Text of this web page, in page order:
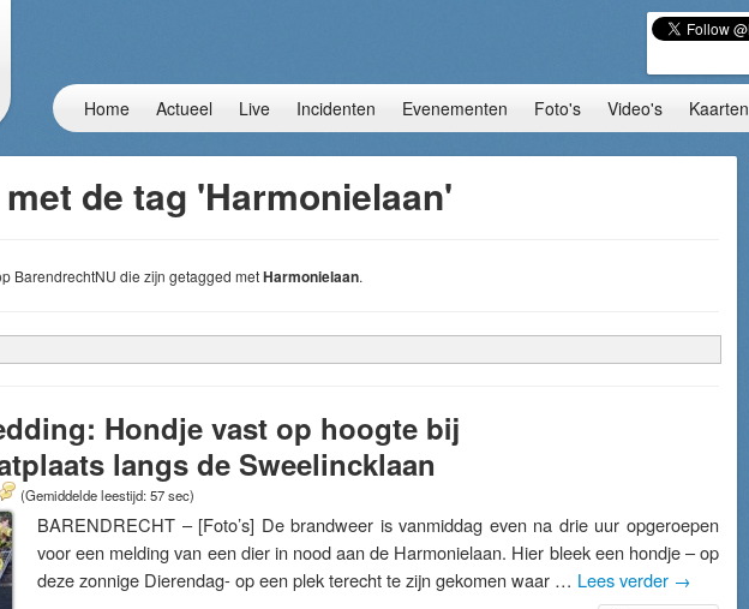
Home Actueel Live Incidenten Evenementen Foto's Video's Kaarten
de tag 'Harmonielaan'
BarendrechtNU die zijn getagged metHarmonielaan.
Hondje vast op hoogte bij
langs de Sweelincklaan
(Gemiddelde leestijd: 57 sec)
BARENDRECHT – [Foto’s] De brandweer is vanmiddag even na drie uur opgeroepen
voor een melding van een dier in nood aan de Harmonielaan. Hier bleek een hondje – op
deze zonnige Dierendag- op een plek terecht te zijn gekomen waar … Lees verder →